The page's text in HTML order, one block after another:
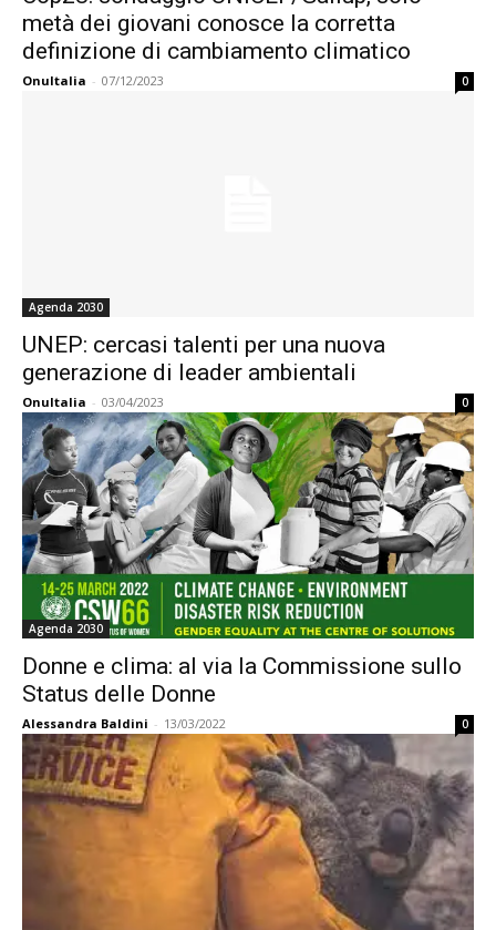
metà dei giovani conosce la corretta
definizione di cambiamento climatico
OnuItalia - 07/12/2023 0
Agenda 2030
UNEP: cercasi talenti per una nuova
generazione di leader ambientali
OnuItalia - 03/04/2023 0
Agenda 2030
Donne e clima: al via la Commissione sullo
Status delle Donne
Alessandra Baldini - 13/03/2022 0